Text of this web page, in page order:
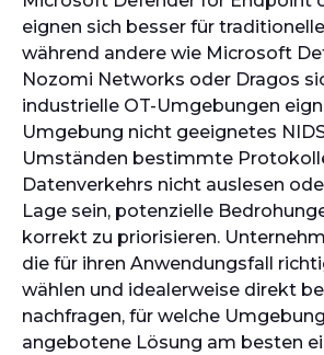
eignen sich besser für
während andere wie Microsoft
Nozomi Networks oder Dragos
industrielle OT-Umgebungen
Umgebung nicht geeignetes
Umständen bestimmte
Datenverkehrs nicht auslesen
Lage sein, potenzielle
korrekt zu priorisieren.
die für ihren Anwendungsfall
wählen und idealerweise direkt
nachfragen, für welche
angebotene Lösung am besten